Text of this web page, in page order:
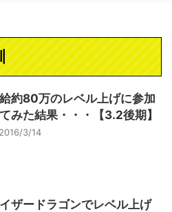
約80万のレベル上げに参加
みた結果・・・【3.2後期】
2016/3/14
ザードラゴンでレベル上げ